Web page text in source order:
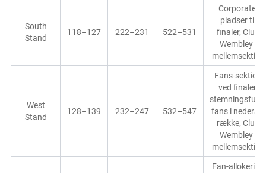
South
Stand
118–127 222–231 522–531
Corporate-
pladser til
finaler, Club
Wembley i
mellemsektion
West
Stand
128–139 232–247 532–547
Fans-sektion
ved finaler,
stemningsfulde
fans i nederste
række, Club
Wembley i
mellemsektion
Fan-allokering